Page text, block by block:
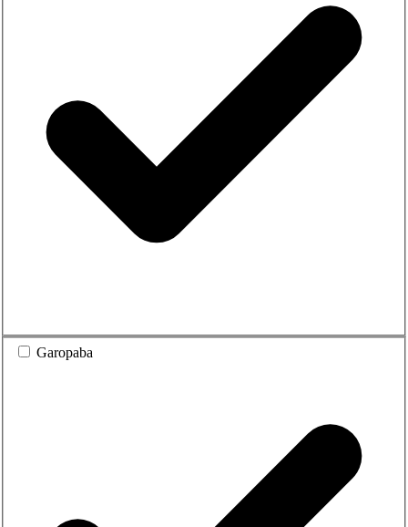
Garopaba